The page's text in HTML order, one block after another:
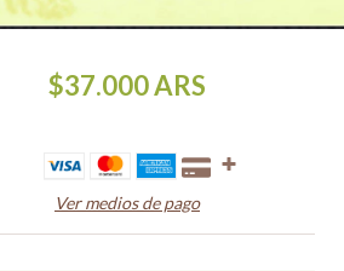
$37.000ARS
Ver medios de pago